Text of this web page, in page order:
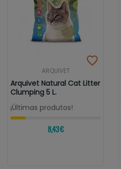
ARQUIVET
Arquivet Natural Cat Litter
Clumping 5 L.
¡Últimas produtos!
8,43 €